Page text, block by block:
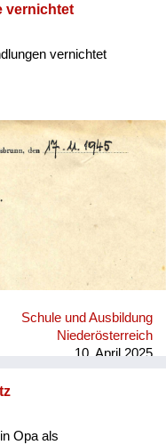
vernichtet
vernichtet
Schule und Ausbildung
Niederösterreich
10. April 2025
Opa als